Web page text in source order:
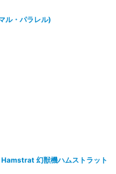
ル・パラレル)
幻獣機ハムストラット